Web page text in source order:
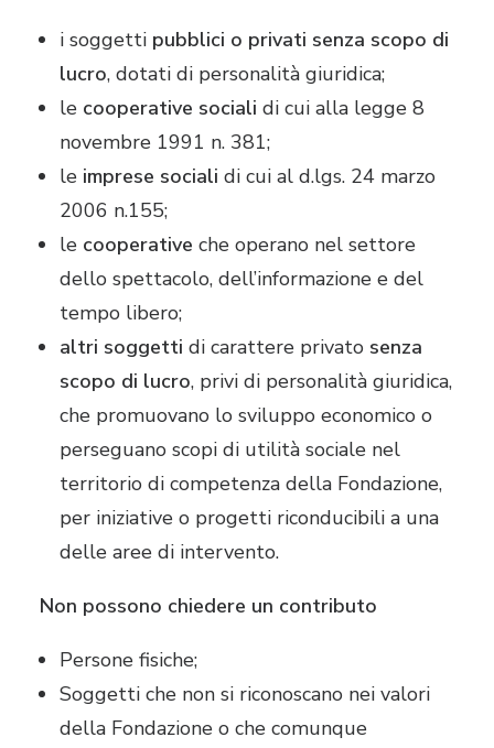
i soggetti pubblici o privati senza scopo di
lucro, dotati di personalità giuridica;
le cooperative sociali di cui alla legge 8
novembre 1991 n. 381;
le imprese sociali di cui al d.lgs. 24 marzo
2006 n.155;
le cooperative che operano nel settore
dello spettacolo, dell’informazione e del
tempo libero;
altri soggetti di carattere privato senza
scopo di lucro, privi di personalità giuridica,
che promuovano lo sviluppo economico o
perseguano scopi di utilità sociale nel
territorio di competenza della Fondazione,
per iniziative o progetti riconducibili a una
delle aree di intervento.
Non possono chiedere un contributo
Persone fisiche;
Soggetti che non si riconoscano nei valori
della Fondazione o che comunque